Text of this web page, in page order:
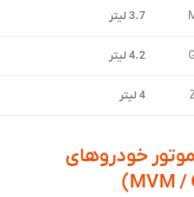
3.7 لیتر
4.2 لیتر
4 لیتر
خودروهای